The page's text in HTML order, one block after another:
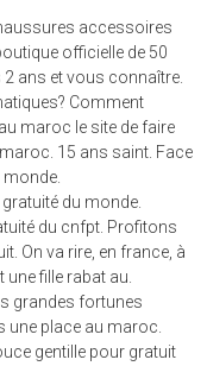
accessoires
officielle de 50
ans et vous connaître.
Comment
maroc le site de faire
15 ans saint. Face
du monde.
du cnfpt. Profitons
On va rire, en france, à
fille rabat au.
grandes fortunes
place au maroc.
gentille pour gratuit